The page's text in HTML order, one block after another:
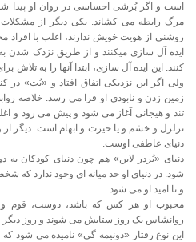
است و اگر بُرشی احساسی در روان او پیدا
مرگ رابطه می کشاند. یکی دیگر از مشکلات
روشنی از هویت خویش ندارند، اغلب با
ایده آل سازی میکنند و از طریق نزدک شدن
کنند. این ایده آل سازی، ابتدا آنها را به
ولی اگر این نزدیکی اتفاق افتاد و «بُت»
زمین زدن و نابودی او فرا می رسد. خلاصه
تند و هیجانی آغاز می شود و پیش می رود و
تزلزل و خشم و یا حیرت و ابهام است. دیگر
دنیای عاطفی اوست.
دنیای «بُردر لاین» هم چون دنیای کودکان
شود. در دنیای او حد میانه ای وجود ندارد که
و نا امید او می شود.
محبوب او هر کس که باشد، دوست، قوم
روانشاس یک روز ستایش می شوند و روز دیگر
این نوع رفتار «دونیمه گی» نامیده می شود